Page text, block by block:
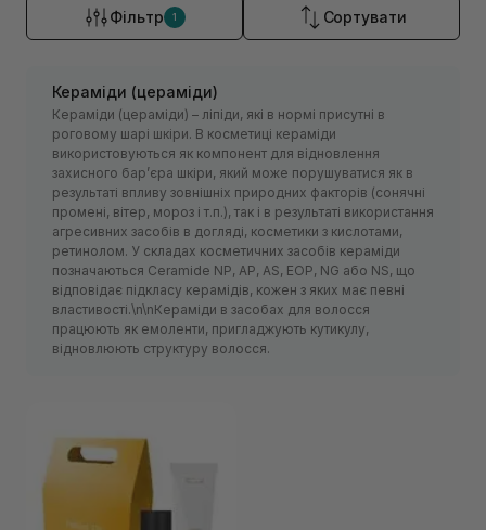
Фільтр 1 Сортувати
Кераміди (цераміди)
Кераміди (цераміди) – ліпіди, які в нормі присутні в
роговому шарі шкіри. В косметиці кераміди
використовуються як компонент для відновлення
захисного барʼєра шкіри, який може порушуватися як в
результаті впливу зовнішніх природних факторів (сонячні
промені, вітер, мороз і т.п.), так і в результаті використання
агресивних засобів в догляді, косметики з кислотами,
ретинолом. У складах косметичних засобів кераміди
позначаються Ceramide NP, AP, AS, EOP, NG або NS, що
відповідає підкласу керамідів, кожен з яких має певні
властивості.\n\nКераміди в засобах для волосся
працюють як емоленти, пригладжують кутикулу,
відновлюють структуру волосся.